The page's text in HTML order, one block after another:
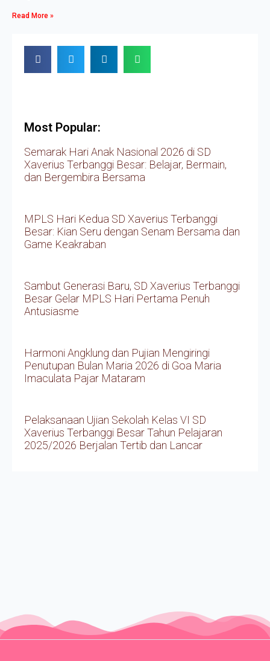
Read More »
Most Popular:
Semarak Hari Anak Nasional 2026 di SD
Xaverius Terbanggi Besar: Belajar, Bermain,
dan Bergembira Bersama
MPLS Hari Kedua SD Xaverius Terbanggi
Besar: Kian Seru dengan Senam Bersama dan
Game Keakraban
Sambut Generasi Baru, SD Xaverius Terbanggi
Besar Gelar MPLS Hari Pertama Penuh
Antusiasme
Harmoni Angklung dan Pujian Mengiringi
Penutupan Bulan Maria 2026 di Goa Maria
Imaculata Pajar Mataram
Pelaksanaan Ujian Sekolah Kelas VI SD
Xaverius Terbanggi Besar Tahun Pelajaran
2025/2026 Berjalan Tertib dan Lancar